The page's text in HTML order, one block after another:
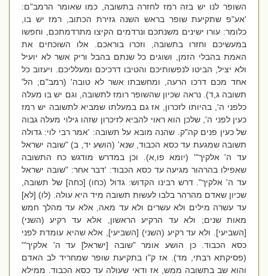
השופר לנו יש בזה רמז לחזרה בתשובה, כמו שאומר הרמב"ם:
'אע"פ שתקיעת שופר בראש השנה גזירת הכתוב, רמז יש בו,
כלומר: עורו ישינים משנתכם ונרדמים הקיצו מתרדמתכם, וחפשו
במעשיכם וחזרו בתשובה, וזכרו בוראכם. אלו השוכחים את
האמת בהבלי הזמן, ושוגים כל שנתם בהבל וריק אשר לא יועיל
ולא יציל, הביטו לנפשותיכם והטיבו דרכיכם ומעלליכם. ויעזוב כל
אחד מכם דרכו הרעה, ומחשבתו אשר לא טובה' (רמב"ם; הל'
תשובה ג,ד). נראה שכיון שהשופר רומז לתשובה, וגם יש בו מעלה
כלפני ה', בהיותו לזכרון, אז גם במעלתו שמביא לתשובה יש רמז
כעין לפני ה', שלכן הוא ראוי להביא לזיכרון שזהו גילוי מעלה גבוה
של כעין פנים קה"ק. שהנה מובא על תשובה: 'אמר רבי לוי: גדולה
תשובה שמגעת עד כסא הכבוד, שנא' (הושע יד, ב) "שובה ישראל
עד ה' אלקיך"' (יומא פו,א). וכן במדרש מודגש כח התשובה
שאפילו בהרהור מגיעה עד כסא הכבוד: 'דבר אחר: "שובה ישראל
עד ה' אלקיך". דרש רבינו הקדוש: גדול (כחו) [כחה] של תשובה,
שכיון שאדם מהרהר בלבו לעשות תשובה מיד היא עולה. (לו) [לא]
עד עשרה מילים ולא עשרים ולא עד מאה, אלא עד מהלך חמש
מאות שנים; ולא עד הרקיע הראשון, אלא עד רקיע (השני)
[השביעי]. ולא עד רקיע (השני) [השביעי], אלא שהיא עומדת לפני
כסא הכבוד. כן הושע אומר "שובה [ישראל] עד ה' אלקיך"'
(פסיקתא רבתי, מד). אז ק"ו בתקיעת שופר שמחריד לב האדם
והוא שב בתשובה ממש, אז ודאי שעולה עד כסא הכבוד. ממילא